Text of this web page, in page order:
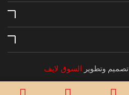
تصميم وتطوير السوق لايف